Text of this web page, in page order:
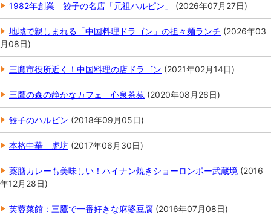
1982年創業 餃子の名店「元祖ハルピン」 (2026年07月27日)
地域で親しまれる「中国料理ドラゴン」の担々麺ランチ (2026年03
月08日)
三鷹市役所近く！中国料理の店ドラゴン (2021年02月14日)
三鷹の森の静かなカフェ 心泉茶苑 (2020年08月26日)
餃子のハルピン (2018年09月05日)
本格中華 虎坊 (2017年06月30日)
薬膳カレーも美味しい！ハイナン焼きショーロンポー武蔵境 (2016
年12月28日)
芙蓉菜館：三鷹で一番好きな麻婆豆腐 (2016年07月08日)